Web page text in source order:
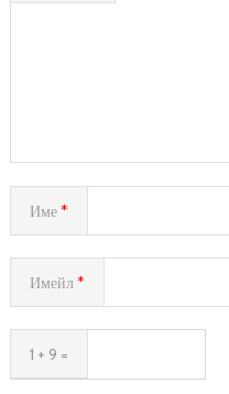
Име*
Имейл*
1 + 9 =